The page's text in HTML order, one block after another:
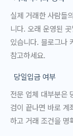
실제 거래한 사람들
니다. 오래 운영된
있습니다. 블로그나
참고하세요.
당일입금 여부
전문 업체 대부분은
검이 끝나면 바로 계
하고 거래 조건을 명